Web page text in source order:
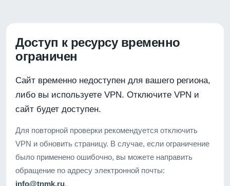
Доступ к ресурсу временно
ограничен
Сайт временно недоступен для вашего региона,
либо вы используете VPN. Отключите VPN и
сайт будет доступен.
Для повторной проверки рекомендуется отключить
VPN и обновить страницу. В случае, если ограничение
было применено ошибочно, вы можете направить
обращение по адресу электронной почты:
info@tnmk.ru.